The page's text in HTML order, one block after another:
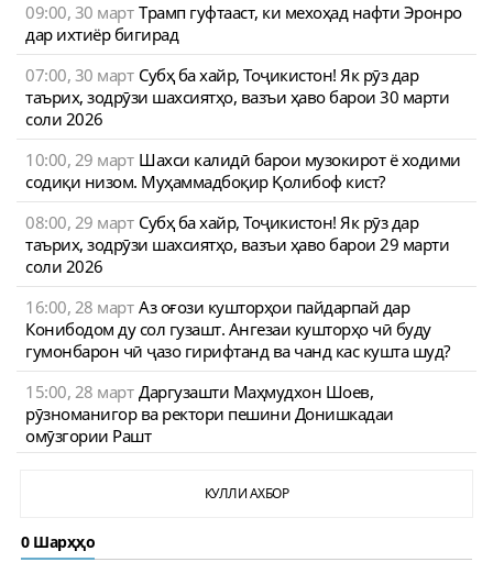
09:00, 30 март Трамп гуфтааст, ки мехоҳад нафти Эронро
дар ихтиёр бигирад
07:00, 30 март Субҳ ба хайр, Тоҷикистон! Як рӯз дар
таърих, зодрӯзи шахсиятҳо, вазъи ҳаво барои 30 марти
соли 2026
10:00, 29 март Шахси калидӣ барои музокирот ё ходими
содиқи низом. Муҳаммадбоқир Қолибоф кист?
08:00, 29 март Субҳ ба хайр, Тоҷикистон! Як рӯз дар
таърих, зодрӯзи шахсиятҳо, вазъи ҳаво барои 29 марти
соли 2026
16:00, 28 март Аз оғози кушторҳои пайдарпай дар
Конибодом ду сол гузашт. Ангезаи кушторҳо чӣ буду
гумонбарон чӣ ҷазо гирифтанд ва чанд кас кушта шуд?
15:00, 28 март Даргузашти Маҳмудхон Шоев,
рӯзноманигор ва ректори пешини Донишкадаи
омӯзгории Рашт
КУЛЛИ АХБОР
0 Шарҳҳо